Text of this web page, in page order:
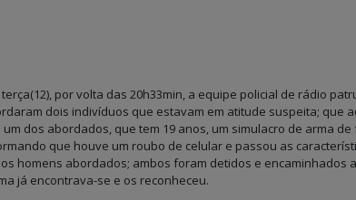
por volta das 20h33min, a equipe policial de rádio
dois indivíduos que estavam em atitude suspeita; que
dos abordados, que tem 19 anos, um simulacro de arma
que houve um roubo de celular e passou as
homens abordados; ambos foram detidos e encaminhados
já encontrava-se e os reconheceu.